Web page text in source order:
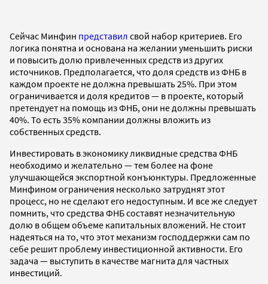
Сейчас Минфин представил свой набор критериев. Его
логика понятна и основана на желании уменьшить риски
и повысить долю привлеченных средств из других
источников. Предполагается, что доля средств из ФНБ в
каждом проекте не должна превышать 25%. При этом
ограничивается и доля кредитов — в проекте, который
претендует на помощь из ФНБ, они не должны превышать
40%. То есть 35% компании должны вложить из
собственных средств.
Инвестировать в экономику ликвидные средства ФНБ
необходимо и желательно — тем более на фоне
улучшающейся экспортной конъюнктуры. Предложенные
Минфином ограничения несколько затруднят этот
процесс, но не сделают его недоступным. И все же следует
помнить, что средства ФНБ составят незначительную
долю в общем объеме капитальных вложений. Не стоит
надеяться на то, что этот механизм господдержки сам по
себе решит проблему инвестиционной активности. Его
задача — выступить в качестве магнита для частных
инвестиций.